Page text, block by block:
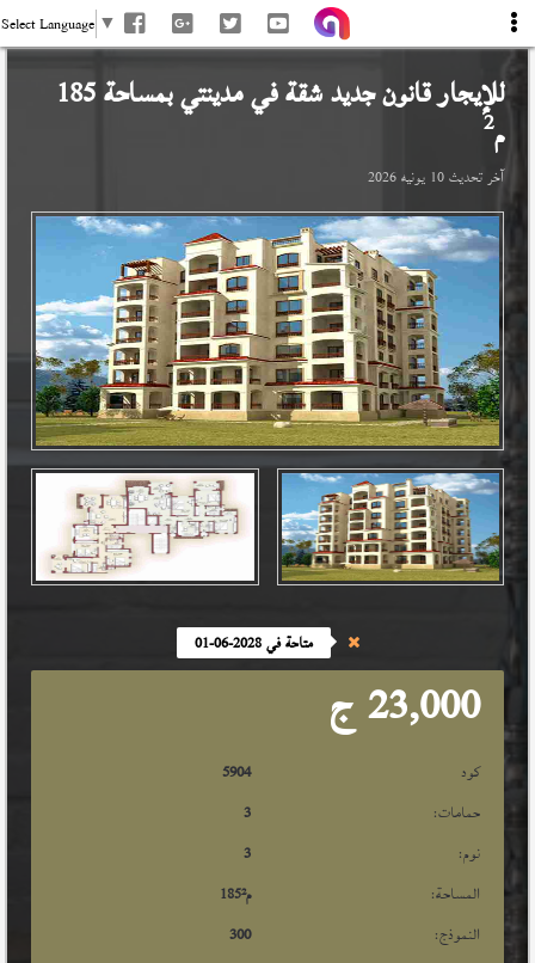
Select Language ▼
للإيجار قانون جديد شقة فيمدينتي بمساحة 185
م2
آخر تحديث10 يونيه 2026
متاحة في 2028-06-01
23,000 ج
كود
5904
حمامات:
3
نوم:
3
المساحة:
185م²
النموذج:
300